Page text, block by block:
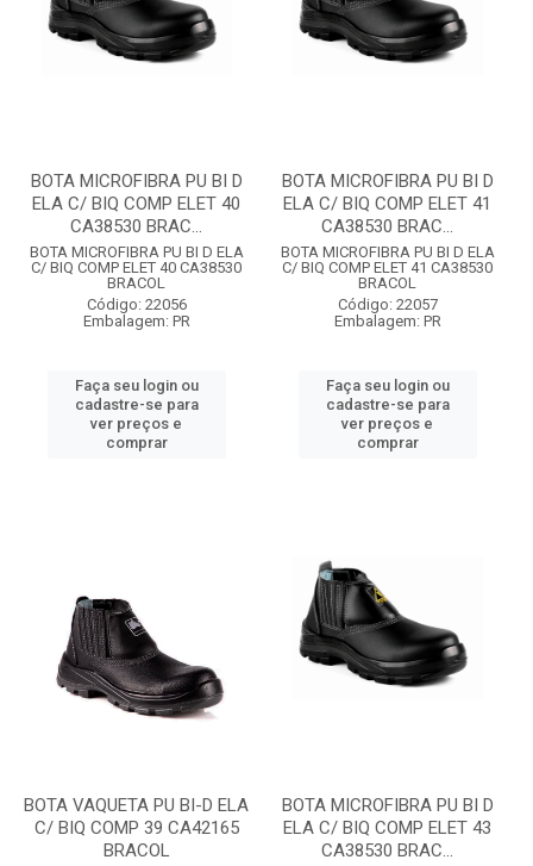
BOTA MICROFIBRA PU BI D
ELA C/ BIQ COMP ELET 40
CA38530 BRAC...
BOTA MICROFIBRA PU BI D ELA
C/ BIQ COMP ELET 40 CA38530
BRACOL
Código: 22056
Embalagem: PR
Faça seu login ou
cadastre-se para
ver preços e
comprar
BOTA MICROFIBRA PU BI D
ELA C/ BIQ COMP ELET 41
CA38530 BRAC...
BOTA MICROFIBRA PU BI D ELA
C/ BIQ COMP ELET 41 CA38530
BRACOL
Código: 22057
Embalagem: PR
Faça seu login ou
cadastre-se para
ver preços e
comprar
BOTA VAQUETA PU BI-D ELA
C/ BIQ COMP 39 CA42165
BRACOL
BOTA MICROFIBRA PU BI D
ELA C/ BIQ COMP ELET 43
CA38530 BRAC...